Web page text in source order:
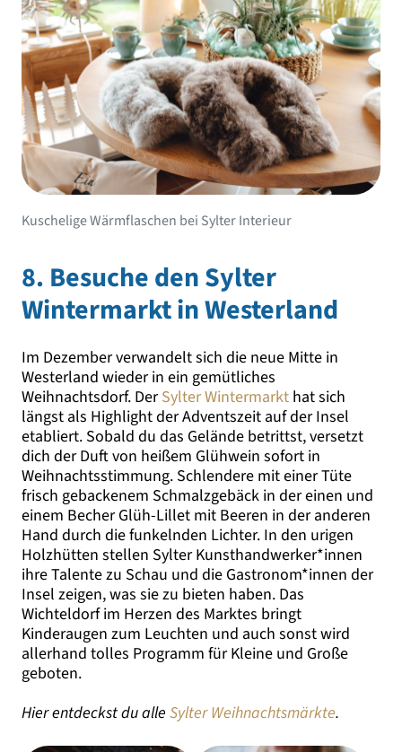
Kuschelige Wärmflaschen bei Sylter Interieur
8. Besuche den Sylter
Wintermarkt in Westerland
Im Dezember verwandelt sich die neue Mitte in
Westerland wieder in ein gemütliches
Weihnachtsdorf. DerSylter Wintermarkt hat sich
längst als Highlight der Adventszeit auf der Insel
etabliert. Sobald du das Gelände betrittst, versetzt
dich der Duft von heißem Glühwein sofort in
Weihnachtsstimmung. Schlendere mit einer Tüte
frisch gebackenem Schmalzgebäck in der einen und
einem Becher Glüh-Lillet mit Beeren in der anderen
Hand durch die funkelnden Lichter. In den urigen
Holzhütten stellen Sylter Kunsthandwerker*innen
ihre Talente zu Schau und die Gastronom*innen der
Insel zeigen, was sie zu bieten haben. Das
Wichteldorf im Herzen des Marktes bringt
Kinderaugen zum Leuchten und auch sonst wird
allerhand tolles Programm für Kleine und Große
geboten.
Hier entdeckst du alle Sylter Weihnachtsmärkte.